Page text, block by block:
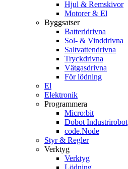
Hjul & Remskivor
Motorer & El
Byggsatser
Batteridrivna
Sol- & Vinddrivna
Saltvattendrivna
Tryckdrivna
Vätgasdrivna
För lödning
El
Elektronik
Programmera
Micro:bit
Dobot Industrirobot
code.Node
Styr & Regler
Verktyg
Verktyg
Lödning